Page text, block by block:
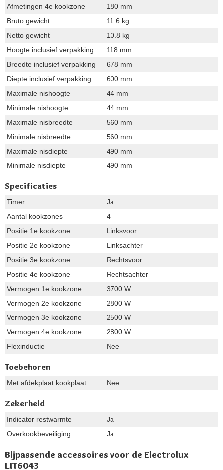
Afmetingen 4e kookzone
180 mm
Bruto gewicht
11.6 kg
Netto gewicht
10.8 kg
Hoogte inclusief verpakking
118 mm
Breedte inclusief verpakking
678 mm
Diepte inclusief verpakking
600 mm
Maximale nishoogte
44 mm
Minimale nishoogte
44 mm
Maximale nisbreedte
560 mm
Minimale nisbreedte
560 mm
Maximale nisdiepte
490 mm
Minimale nisdiepte
490 mm
Specificaties
Timer
Ja
Aantal kookzones
4
Positie 1e kookzone
Linksvoor
Positie 2e kookzone
Linksachter
Positie 3e kookzone
Rechtsvoor
Positie 4e kookzone
Rechtsachter
Vermogen 1e kookzone
3700 W
Vermogen 2e kookzone
2800 W
Vermogen 3e kookzone
2500 W
Vermogen 4e kookzone
2800 W
Flexinductie
Nee
Toebehoren
Met afdekplaat kookplaat Nee
Zekerheid
Indicator restwarmte
Ja
Overkookbeveiliging
Ja
Bijpassende accessoires voor de Electrolux
LIT6043